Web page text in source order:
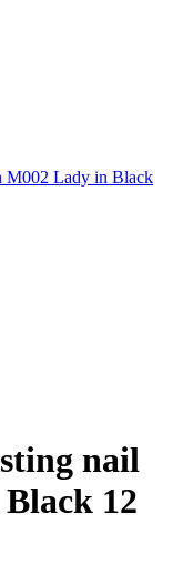
M002 Lady in Black
nail
12